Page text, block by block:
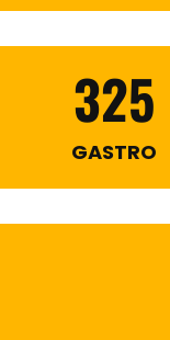
325
GASTRO